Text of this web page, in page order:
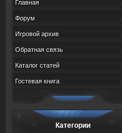
Главная
Форум
Игровой архив
Обратная связь
Каталог статей
Гостевая книга
Категории